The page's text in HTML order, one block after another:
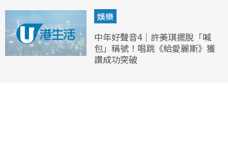
娛樂
中年好聲音4｜許美琪擺脫「喊
包」稱號！唱跳《給愛麗斯》獲
讚成功突破